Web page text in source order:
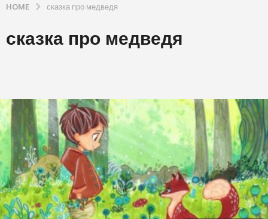
HOME сказка про медведя
сказка про медведя